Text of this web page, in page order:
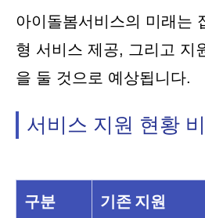
아이돌봄서비스의 미래는
형 서비스 제공, 그리고 지
을 둘 것으로 예상됩니다.
서비스 지원 현황
구분 기존 지원